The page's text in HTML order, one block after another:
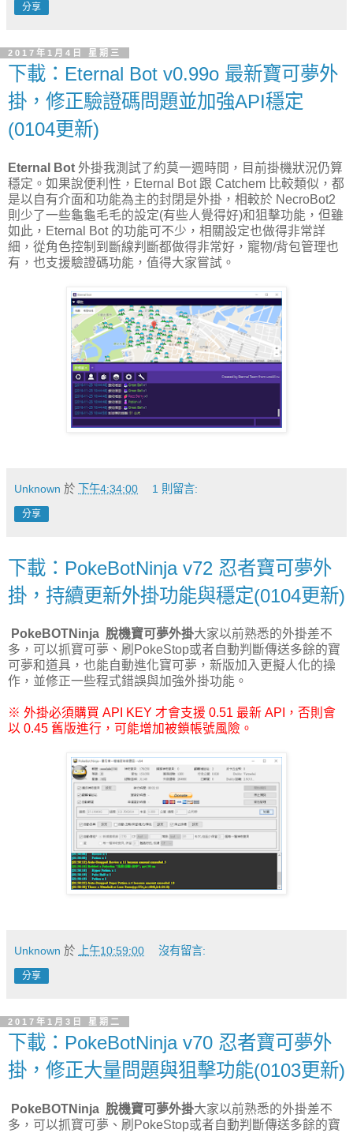
分享
2017年1月4日 星期三
下載：Eternal Bot v0.99o 最新寶可夢外
掛，修正驗證碼問題並加強API穩定
(0104更新)
Eternal Bot 外掛我測試了約莫一週時間，目前掛機狀況仍算
穩定。如果說便利性，Eternal Bot 跟 Catchem 比較類似，都
是以自有介面和功能為主的封閉是外掛，相較於 NecroBot2
則少了一些龜龜毛毛的設定(有些人覺得好)和狙擊功能，但雖
如此，Eternal Bot 的功能可不少，相關設定也做得非常詳
細，從角色控制到斷線判斷都做得非常好，寵物/背包管理也
有，也支援驗證碼功能，值得大家嘗試。
Unknown 於 下午4:34:00 1 則留言:
分享
下載：PokeBotNinja v72 忍者寶可夢外
掛，持續更新外掛功能與穩定(0104更新)
PokeBOTNinja 脫機寶可夢外掛大家以前熟悉的外掛差不
多，可以抓寶可夢、刷PokeStop或者自動判斷傳送多餘的寶
可夢和道具，也能自動進化寶可夢，新版加入更擬人化的操
作，並修正一些程式錯誤與加強外掛功能。
※ 外掛必須購買 API KEY 才會支援 0.51 最新 API，否則會
以 0.45 舊版進行，可能增加被鎖帳號風險。
Unknown 於 上午10:59:00 沒有留言:
分享
2017年1月3日 星期二
下載：PokeBotNinja v70 忍者寶可夢外
掛，修正大量問題與狙擊功能(0103更新)
PokeBOTNinja 脫機寶可夢外掛大家以前熟悉的外掛差不
多，可以抓寶可夢、刷PokeStop或者自動判斷傳送多餘的寶